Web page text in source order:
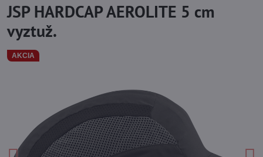
AKCIA
JSP HARDCAP AEROLITE 5 cm
vyztuž.